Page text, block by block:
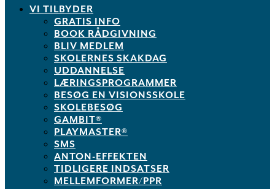
VI TILBYDER
GRATIS INFO
BOOK RÅDGIVNING
BLIV MEDLEM
SKOLERNES SKAKDAG
UDDANNELSE
LÆRINGSPROGRAMMER
BESØG EN VISIONSSKOLE
SKOLEBESØG
GAMBIT®
PLAYMASTER®
SMS
ANTON-EFFEKTEN
TIDLIGERE INDSATSER
MELLEMFORMER/PPR